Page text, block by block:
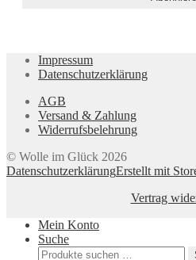
Impressum
Datenschutzerklärung
AGB
Versand & Zahlung
Widerrufsbelehrung
© Wolle im Glück 2026
DatenschutzerklärungErstellt mit
Vertrag
Mein Konto
Suche
Suchen